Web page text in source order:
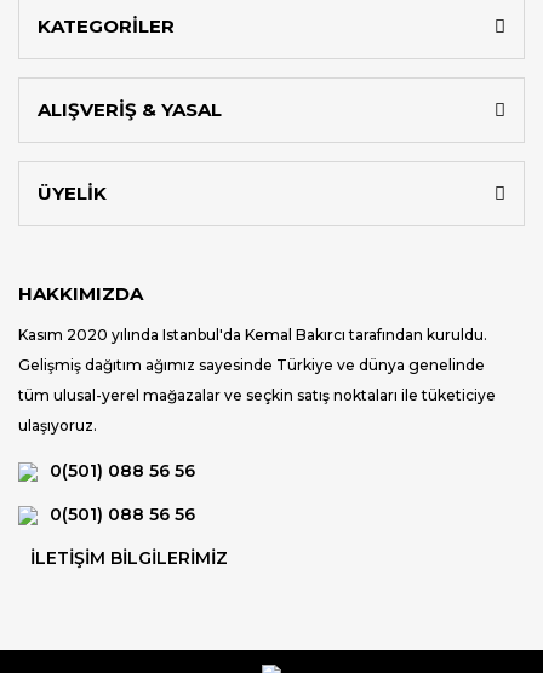
KATEGORİLER
ALIŞVERİŞ & YASAL
ÜYELİK
HAKKIMIZDA
Kasım 2020 yılında Istanbul'da Kemal Bakırcı tarafından kuruldu.
Gelişmiş dağıtım ağımız sayesinde Türkiye ve dünya genelinde
tüm ulusal-yerel mağazalar ve seçkin satış noktaları ile tüketiciye
ulaşıyoruz.
0(501) 088 56 56
0(501) 088 56 56
İLETİŞİM BİLGİLERİMİZ